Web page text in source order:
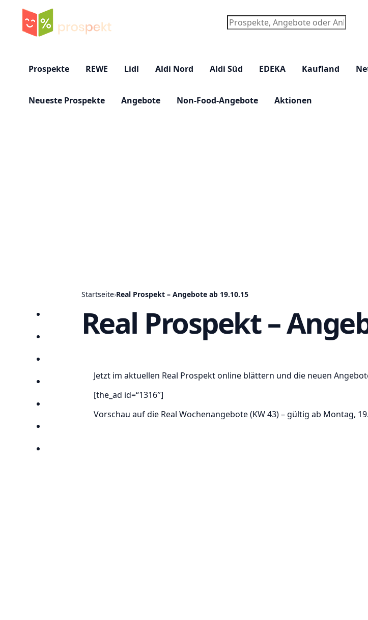
Suchen
Prospekte REWE Lidl Aldi Nord Aldi Süd EDEKA Kaufland
Neueste Prospekte Angebote Non-Food-Angebote Aktionen
Startseite
Startseite›Real Prospekt – Angebote ab 19.10.15
Real Prospekt –
Jetzt im aktuellen Real Prospekt online blättern und die neuen
[the_ad id=“1316″]
Vorschau auf die Real Wochenangebote (KW 43) – gültig ab Montag,